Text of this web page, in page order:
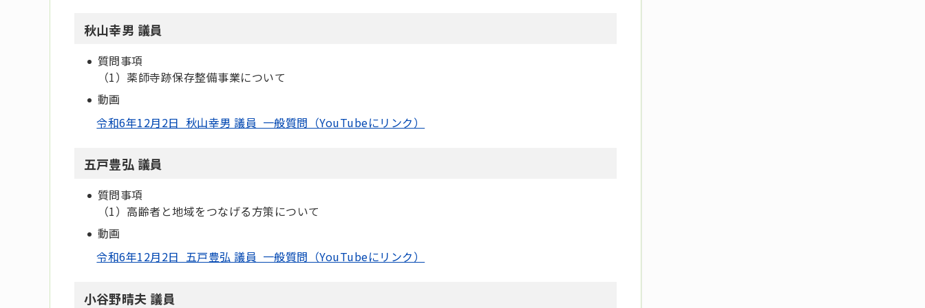
秋山幸男 議員
質問事項
（1）薬師寺跡保存整備事業について
動画
令和6年12月2日 秋山幸男 議員 一般質問（YouTubeにリンク）
五戸豊弘 議員
質問事項
（1）高齢者と地域をつなげる方策について
動画
令和6年12月2日 五戸豊弘 議員 一般質問（YouTubeにリンク）
小谷野晴夫 議員